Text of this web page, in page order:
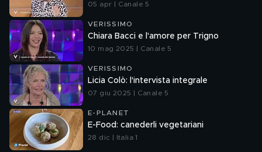
05 apr | Canale 5
VERISSIMO
Chiara Bacci e l'amore per Trigno
10 mag 2025 | Canale 5
VERISSIMO
Licia Colò: l'intervista integrale
07 giu 2025 | Canale 5
E-PLANET
E-Food: canederli vegetariani
28 dic | Italia 1